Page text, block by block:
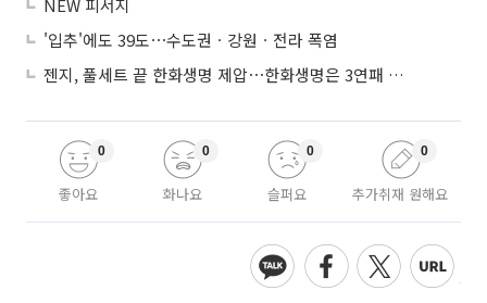
'입추'에도 39도⋯수도권ㆍ강원ㆍ전라 폭염
젠지, 풀세트 끝 한화생명 제압⋯한화생명은 3연패 수렁
좋아요
0
화나요
0
슬퍼요
0
추가취재 원해요
0